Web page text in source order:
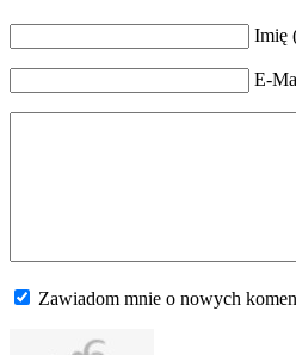
Imię
E-
Zawiadom mnie o nowych